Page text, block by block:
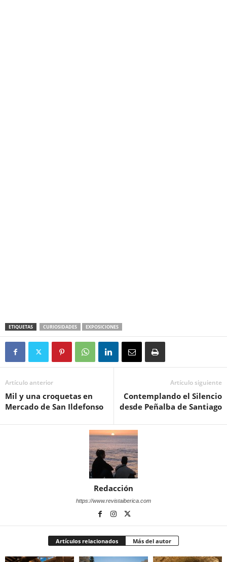
ETIQUETAS CURIOSIDADES EXPOSICIONES
Artículo anterior
Mil y una croquetas en
Mercado de San Ildefonso
Artículo siguiente
Contemplando el Silencio
desde Peñalba de Santiago
Redacción
https://www.revistaiberica.com
Artículos relacionados Más del autor